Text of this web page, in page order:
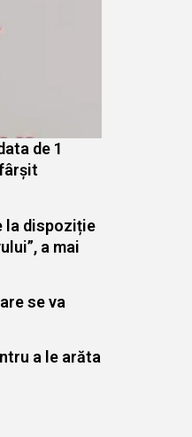
de 1
la dispoziție
a mai
se va
a le arăta